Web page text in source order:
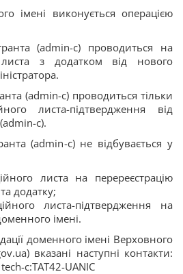
імені виконується операцією
(admin-c) проводиться на
листа з додатком від нового
(admin-c) проводиться тільки
листа-підтвердження від
c).
(admin-c) не відбувається у
листа на перереєстрацію
додатку;
листа-підтвердження на
імені.
доменного імені Верховного
вказані наступні контакти:
c:TAT42-UANIC